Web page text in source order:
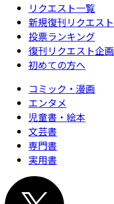
リクエスト一覧
新規復刊リクエスト
投票ランキング
復刊リクエスト企画
初めての方へ
コミック・漫画
エンタメ
児童書・絵本
文芸書
専門書
実用書